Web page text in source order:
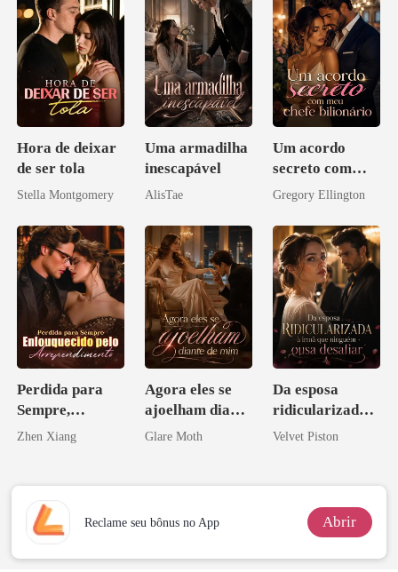
Hora de deixar
de ser tola
Stella Montgomery
Uma armadilha
inescapável
AlisTae
Um acordo
secreto com
meu chefe
Gregory Ellington
Perdida para
Sempre,
Enlouquecido
o
Zhen Xiang
Agora eles se
ajoelham diante
de mim
Glare Moth
Da esposa
ridicularizada à
irmã que
Velvet Piston
Reclame seu bônus no App Abrir